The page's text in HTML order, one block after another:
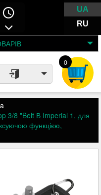
UA
RU
0
3/8 "Belt В Imperial 1, для
функцією,